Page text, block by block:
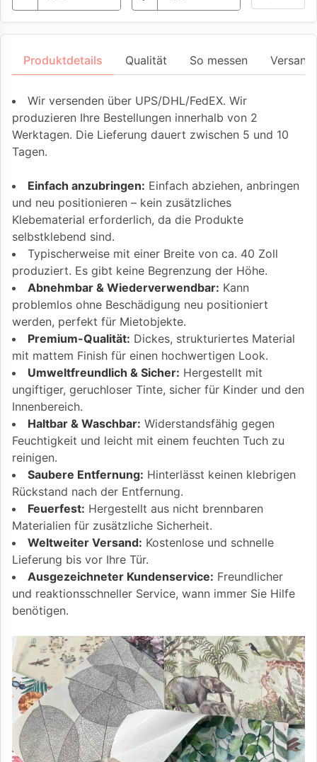
Produktdetails Qualität So messen
Wir versenden über UPS/DHL/FedEX. Wir
produzieren Ihre Bestellungen innerhalb von 2
Werktagen. Die Lieferung dauert zwischen 5 und 10
Tagen.
Einfach anzubringen: Einfach abziehen, anbringen
und neu positionieren – kein zusätzliches
Klebematerial erforderlich, da die Produkte
selbstklebend sind.
Typischerweise mit einer Breite von ca. 40 Zoll
produziert. Es gibt keine Begrenzung der Höhe.
Abnehmbar & Wiederverwendbar: Kann
problemlos ohne Beschädigung neu positioniert
werden, perfekt für Mietobjekte.
Premium-Qualität: Dickes, strukturiertes Material
mit mattem Finish für einen hochwertigen Look.
Umweltfreundlich & Sicher: Hergestellt mit
ungiftiger, geruchloser Tinte, sicher für Kinder und den
Innenbereich.
Haltbar & Waschbar: Widerstandsfähig gegen
Feuchtigkeit und leicht mit einem feuchten Tuch zu
reinigen.
Saubere Entfernung: Hinterlässt keinen klebrigen
Rückstand nach der Entfernung.
Feuerfest: Hergestellt aus nicht brennbaren
Materialien für zusätzliche Sicherheit.
Weltweiter Versand: Kostenlose und schnelle
Lieferung bis vor Ihre Tür.
Ausgezeichneter Kundenservice: Freundlicher
und reaktionsschneller Service, wann immer Sie Hilfe
benötigen.